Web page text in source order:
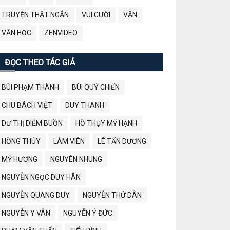
TRUYỆN THẬT NGẮN VUI CƯỜI VĂN
VĂN HỌC ZENVIDEO
ĐỌC THEO TÁC GIẢ
BÙI PHẠM THÀNH BÙI QUÝ CHIẾN
CHU BÁCH VIỆT DUY THANH
DƯ THỊ DIỄM BUỒN HỒ THỤY MỸ HẠNH
HỒNG THÚY LÂM VIÊN LÊ TẤN DƯƠNG
MỸ HƯƠNG NGUYÊN NHUNG
NGUYỄN NGỌC DUY HÂN
NGUYỄN QUANG DUY NGUYỄN THỨ DÂN
NGUYỄN Y VÂN NGUYỄN Ý ĐỨC